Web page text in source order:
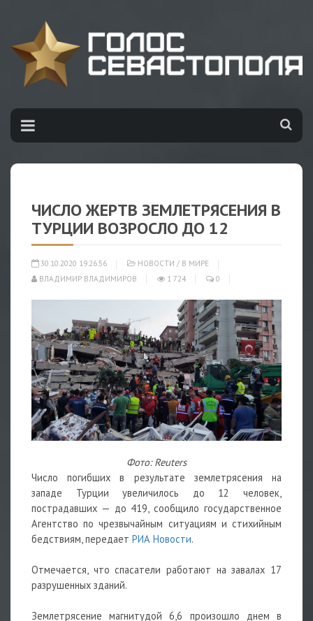
ЧИСЛО ЖЕРТВ ЗЕМЛЕТРЯСЕНИЯ В
ТУРЦИИ ВОЗРОСЛО ДО 12
30.10.2020 19:26:56 НОВОСТИ / В МИРЕ
ВЛАДИМИР ВЛАДИМИРОВ
1 724 0
Фото: Reuters
Число погибших в результате землетрясения на
западе Турции увеличилось до 12 человек,
пострадавших — до 419, сообщило государственное
Агентство по чрезвычайным ситуациям и стихийным
бедствиям, передает РИА Новости.
Отмечается, что спасатели работают на завалах 17
разрушенных зданий.
Землетрясение магнитудой 6,6 произошло днем в